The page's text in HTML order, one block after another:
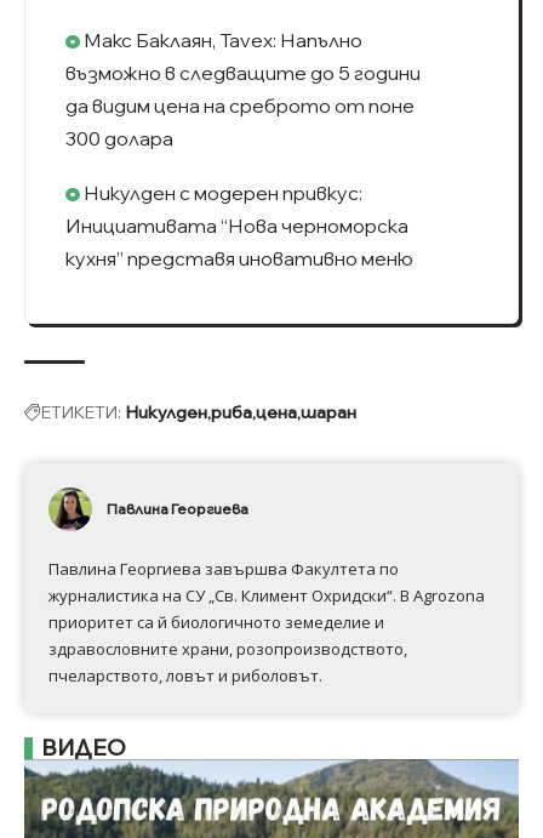
Макс Баклаян, Tavex: Напълно
възможно в следващите до 5 години
да видим цена на среброто от поне
300 долара
Никулден с модерен привкус:
Инициативата “Нова черноморска
кухня” представя иновативно меню
ЕТИКЕТИ: Никулденрибаценашаран
Павлина Георгиева
Павлина Георгиева завършва Факултета по
журналистика на СУ „Св. Климент Охридски“. В Аgrozona
приоритет са й биологичното земеделие и
здравословните храни, розопроизводството,
пчеларството, ловът и риболовът.
ВИДЕО